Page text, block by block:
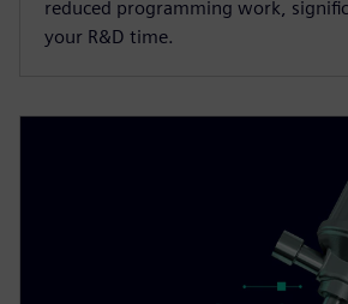
reduced programming work,
your R&D time.